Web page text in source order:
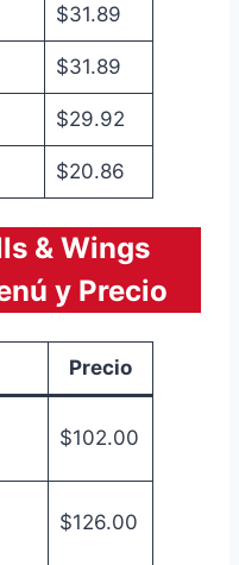
$31.89
$31.89
$29.92
$20.86
& Wings
y Precio
Precio
$102.00
$126.00